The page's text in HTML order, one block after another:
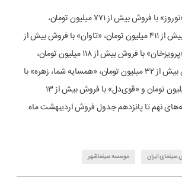
همچنین فیلم‌های «نوروز» با فروش بیش از ۷۷۱ میلیون تومان،
«نیلگون» با فروش بیش از ۴۱۱ میلیون تومان، «تاوان» با فروش بیش از
۱۴۹ میلیون تومان، «پرویزخان» با فروش بیش از ۱۱۸ میلیون تومان،
«عروسک» یا فروش بیش از ۳۲ میلیون تومان، «همسایه شما، زهره» با
فروش بیش از ۱۶ میلیون تومان و «قوی‌دل» با فروش بیش از ۱۳
نهم تا پانزدهم جدول فروش اردیبهشت ماه
سینمای ایران موسسه سینماشهر